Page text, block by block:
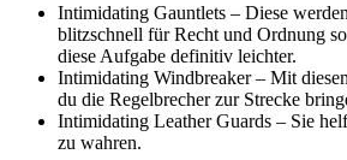
Intimidating Gauntlets – Diese
blitzschnell für Recht und Ordnung
diese Aufgabe definitiv leichter.
Intimidating Windbreaker – Mit
du die Regelbrecher zur Strecke
Intimidating Leather Guards – Sie
zu wahren.